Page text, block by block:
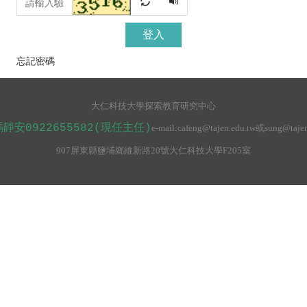
登入
忘記密碼
大仁科技大學探索教育研究中心
靜安0922655582(現任主任)e-mail:cafeng@tajen.edu.tw或
907 屏東縣鹽埔鄉維新路20號大仁科技大學F205室